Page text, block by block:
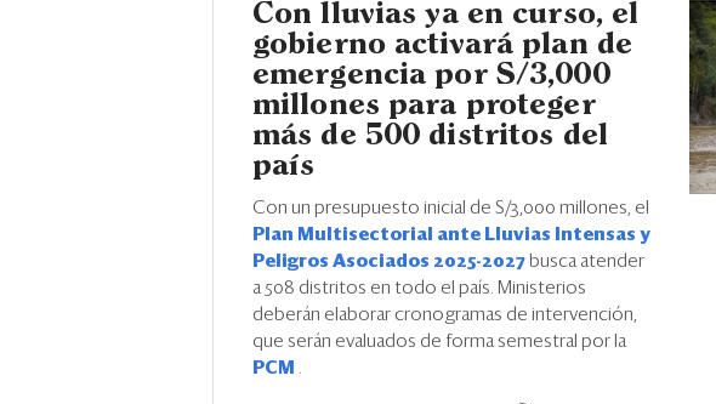
Con lluvias ya en curso, el
gobierno activará plan de
emergencia por S/3,000
millones para proteger
más de 500 distritos del
país
Con un presupuesto inicial de S/3,000 millones, el
Plan Multisectorial ante Lluvias Intensas y
Peligros Asociados 2025-2027 busca atender
a 508 distritos en todo el país. Ministerios
deberán elaborar cronogramas de intervención,
que serán evaluados de forma semestral por la
PCM .